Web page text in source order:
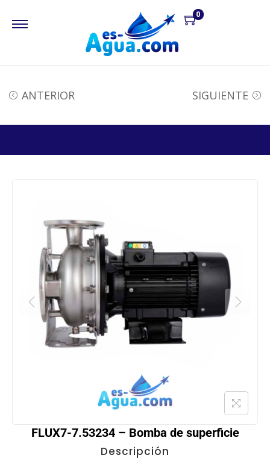
0
ANTERIOR SIGUIENTE
FLUX7-7.53234 – Bomba de superficie
Descripción